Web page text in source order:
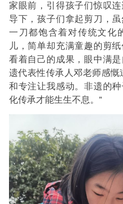
家眼前，引得孩子们惊叹
导下，孩子们拿起剪刀，
一刀都饱含着对传统文化
儿，简单却充满童趣的剪
看着自己的成果，眼中满
遗代表性传承人邓老师感慨
和专注让我感动。非遗的
化传承才能生生不息。”